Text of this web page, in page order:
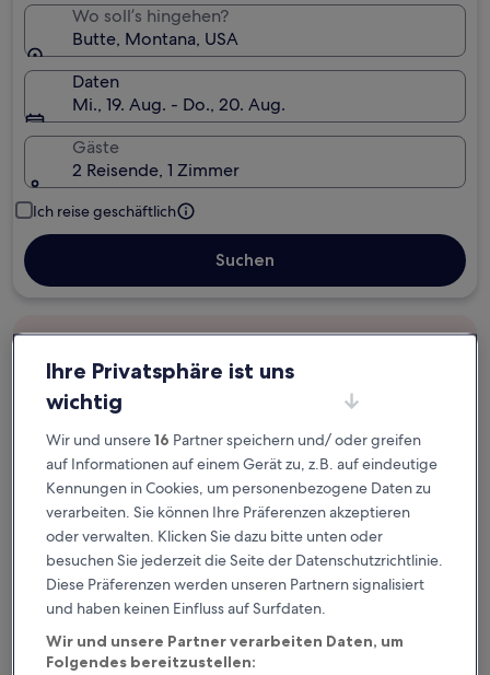
Wo soll’s hingehen?
Butte, Montana, USA
Daten
Mi., 19. Aug. - Do., 20. Aug.
Gäste
2 Reisende, 1 Zimmer
Ich reise geschäftlich
Suchen
Kostenlose Stornierung bei
Planänderungen
wahrgenommene Übernachtung
Mehr sparen mit Preisen für Mitglieder
Überprüfe die Preise für diese Daten
Heute
5. Aug. - 6. Aug.
Morgen
Ihre Privatsphäre ist uns
wichtig
Wir und unsere16 Partner speichern und/ oder greifen
auf Informationen auf einem Gerät zu, z.B. auf eindeutige
Kennungen in Cookies, um personenbezogene Daten zu
verarbeiten. Sie können Ihre Präferenzen akzeptieren
oder verwalten. Klicken Sie dazu bitte unten oder
besuchen Sie jederzeit die Seite der Datenschutzrichtlinie.
Diese Präferenzen werden unseren Partnern signalisiert
und haben keinen Einfluss auf Surfdaten.
Wir und unsere Partner verarbeiten Daten, um
Folgendes bereitzustellen: